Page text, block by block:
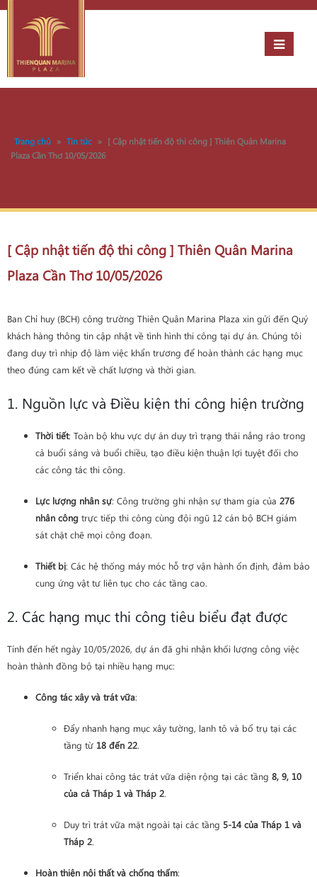
Trang chủ » Tin tức » [ Cập nhật tiến độ thi công ] Thiên Quân Marina
Plaza Cần Thơ 10/05/2026
[ Cập nhật tiến độ thi công ] Thiên Quân Marina
Plaza Cần Thơ 10/05/2026
Ban Chỉ huy (BCH) công trường Thiên Quân Marina Plaza xin gửi đến Quý
khách hàng thông tin cập nhật về tình hình thi công tại dự án. Chúng tôi
đang duy trì nhịp độ làm việc khẩn trương để hoàn thành các hạng mục
theo đúng cam kết về chất lượng và thời gian.
1. Nguồn lực và Điều kiện thi công hiện trường
Thời tiết: Toàn bộ khu vực dự án duy trì trạng thái nắng ráo trong
cả buổi sáng và buổi chiều, tạo điều kiện thuận lợi tuyệt đối cho
các công tác thi công.
Lực lượng nhân sự: Công trường ghi nhận sự tham gia của 276
nhân công trực tiếp thi công cùng đội ngũ 12 cán bộ BCH giám
sát chặt chẽ mọi công đoạn.
Thiết bị: Các hệ thống máy móc hỗ trợ vận hành ổn định, đảm bảo
cung ứng vật tư liên tục cho các tầng cao.
2. Các hạng mục thi công tiêu biểu đạt được
Tính đến hết ngày 10/05/2026, dự án đã ghi nhận khối lượng công việc
hoàn thành đồng bộ tại nhiều hạng mục:
Công tác xây và trát vữa:
Đẩy nhanh hạng mục xây tường, lanh tô và bổ trụ tại các
tầng từ 18 đến 22.
Triển khai công tác trát vữa diện rộng tại các tầng 8, 9, 10
của cả Tháp 1 và Tháp 2.
Duy trì trát vữa mặt ngoài tại các tầng 5-14 của Tháp 1 và
Tháp 2.
Hoàn thiện nội thất và chống thấm: